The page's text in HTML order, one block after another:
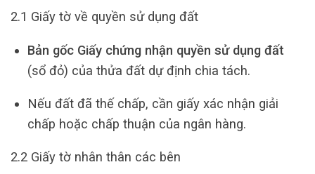
2.1 Giấy tờ về quyền sử dụng đất
Bản gốc Giấy chứng nhận quyền sử dụng đất
(sổ đỏ) của thửa đất dự định chia tách.
Nếu đất đã thế chấp, cần giấy xác nhận giải
chấp hoặc chấp thuận của ngân hàng.
2.2 Giấy tờ nhân thân các bên